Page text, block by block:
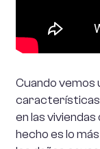
Cuando vemos
características
en las viviendas
hecho es lo